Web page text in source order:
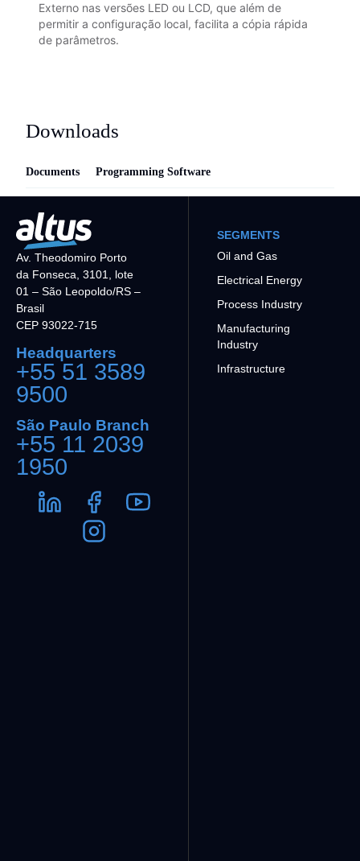
Externo nas versões LED ou LCD, que além de
permitir a configuração local, facilita a cópia rápida
de parâmetros.
Downloads
Documents Programming Software
Av. Theodomiro Porto
da Fonseca, 3101, lote
01 – São Leopoldo/RS –
Brasil
CEP 93022-715
Headquarters
+55 51 3589
9500
São Paulo Branch
+55 11 2039
1950
SEGMENTS
Oil and Gas
Electrical Energy
Process Industry
Manufacturing
Industry
Infrastructure